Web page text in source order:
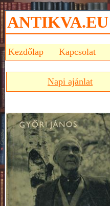
ANTIKVA.EU
Kezdőlap Kapcsolat
Napi ajánlat